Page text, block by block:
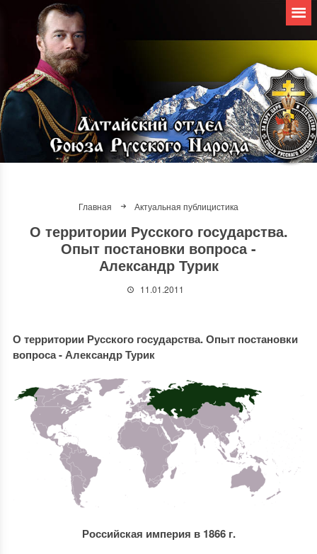
Главная Актуальная публицистика
О территории Русского государства.
Опыт постановки вопроса -
Александр Турик
11.01.2011
О территории Русского государства. Опыт постановки
вопроса - Александр Турик
Российская империя в 1866 г.